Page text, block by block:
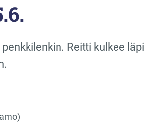
Reitti kulkee läpi